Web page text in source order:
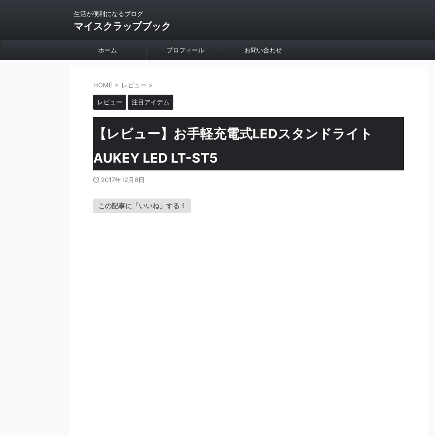
生活が便利になるブログ
マイスクラップブック
ホーム プロフィール お問い合わせ
HOME > レビュー >
レビュー 注目アイテム
【レビュー】お手軽充電式LEDスタンドライト
AUKEY LED LT-ST5
2017年12月6日
この記事に「いいね」する！